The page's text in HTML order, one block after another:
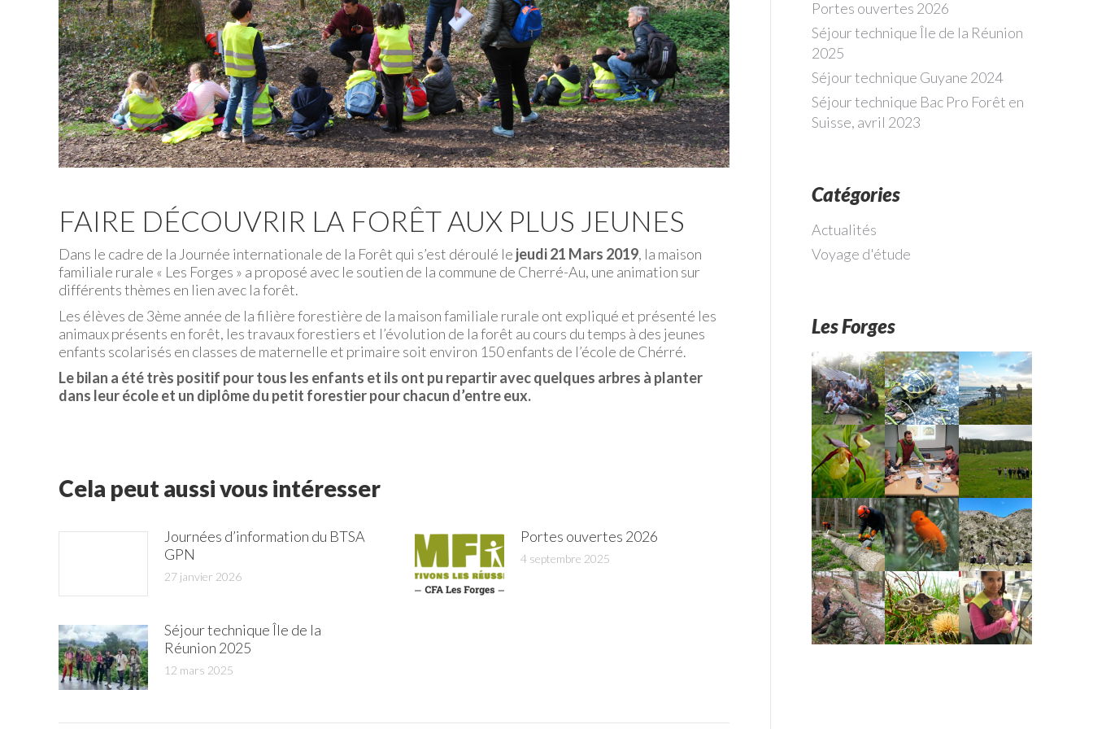
FAIRE DÉCOUVRIR LA FORÊT AUX PLUS JEUNES
Dans le cadre de la Journée internationale de la Forêt qui s’est déroulé le jeudi 21 Mars 2019, la maison
familiale rurale « Les Forges » a proposé avec le soutien de la commune de Cherré-Au, une animation sur
différents thèmes en lien avec la forêt.
Les élèves de 3ème année de la filière forestière de la maison familiale rurale ont expliqué et présenté les
animaux présents en forêt, les travaux forestiers et l’évolution de la forêt au cours du temps à des jeunes
enfants scolarisés en classes de maternelle et primaire soit environ 150 enfants de l’école de Chérré.
Le bilan a été très positif pour tous les enfants et ils ont pu repartir avec quelques arbres à planter
dans leur école et un diplôme du petit forestier pour chacun d’entre eux.
Cela peut aussi vous intéresser
Journées d’information du BTSA
GPN
27 janvier 2026
Portes ouvertes 2026
4 septembre 2025
Séjour technique Île de la
Réunion 2025
12 mars 2025
Portes ouvertes 2026
Séjour technique Île de la Réunion
2025
Séjour technique Guyane 2024
Séjour technique Bac Pro Forêt en
Suisse, avril 2023
Catégories
Actualités
Voyage d'étude
Les Forges